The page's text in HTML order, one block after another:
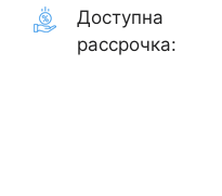
Доступна
рассрочка: